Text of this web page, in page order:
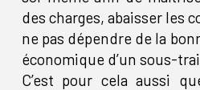
des charges, abaisser les
ne pas dépendre de la
économique d’un sous-
C’est pour cela aussi